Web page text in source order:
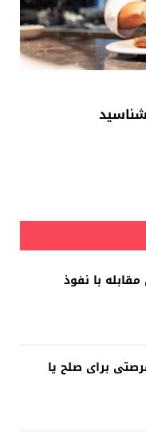
با نفوذ
برای صلح یا